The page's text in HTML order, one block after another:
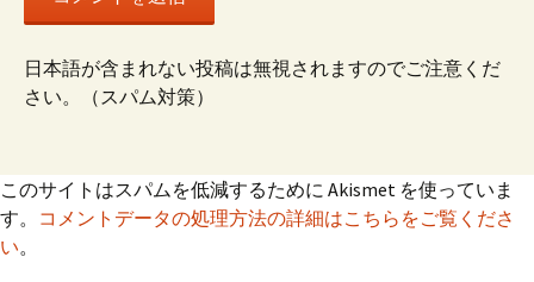
日本語が含まれない投稿は無視されますのでご注意くだ
さい。（スパム対策）
このサイトはスパムを低減するために Akismet を使っていま
す。 コメントデータの処理方法の詳細はこちらをご覧くださ
い。